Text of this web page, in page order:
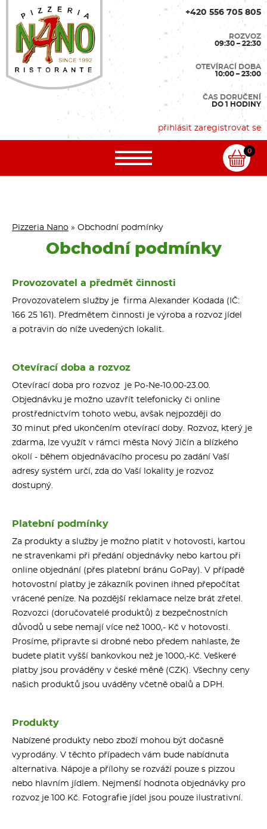
+420 556 705 805
ROZVOZ
09:30 – 22:30
OTEVÍRACÍ DOBA
10:00 – 23:00
ČAS DORUČENÍ
DO 1 HODINY
přihlásit zaregistrovat se
0
Pizzeria Nano » Obchodní podmínky
Obchodní podmínky
Provozovatel a předmět činnosti
Provozovatelem služby je firma Alexander Kodada (IČ:
166 25 161). Předmětem činnosti je výroba a rozvoz jídel
a potravin do níže uvedených lokalit.
Otevírací doba a rozvoz
Otevírací doba pro rozvoz je Po-Ne-10.00-23.00.
Objednávku je možno uzavřít telefonicky či online
prostřednictvím tohoto webu, avšak nejpozději do
30 minut před ukončením otevírací doby. Rozvoz, který je
zdarma, lze využít v rámci města Nový Jičín a blízkého
okolí - během objednávacího procesu po zadání Vaší
adresy systém určí, zda do Vaší lokality je rozvoz
dostupný.
Platební podmínky
Za produkty a služby je možno platit v hotovosti, kartou
ne stravenkami při předání objednávky nebo kartou při
online objednání (přes platební bránu GoPay). V případě
hotovostní platby je zákazník povinen ihned přepočítat
vrácené peníze. Na pozdější reklamace nelze brát zřetel.
Rozvozci (doručovatelé produktů) z bezpečnostních
důvodů u sebe nemají více než 1000,- Kč v hotovosti.
Prosíme, připravte si drobné nebo předem nahlaste, že
budete platit vyšší bankovkou než je 1000,-Kč. Veškeré
platby jsou prováděny v české měně (CZK). Všechny ceny
našich produktů jsou uváděny včetně obalů a DPH.
Produkty
Nabízené produkty nebo zboží mohou být dočasně
vyprodány. V těchto případech vám bude nabídnuta
alternativa. Nápoje a přílohy se rozváží pouze s pizzou
nebo hlavním jídlem. Nejmenší hodnota objednávky pro
rozvoz je 100 Kč. Fotografie jídel jsou pouze ilustrativní.